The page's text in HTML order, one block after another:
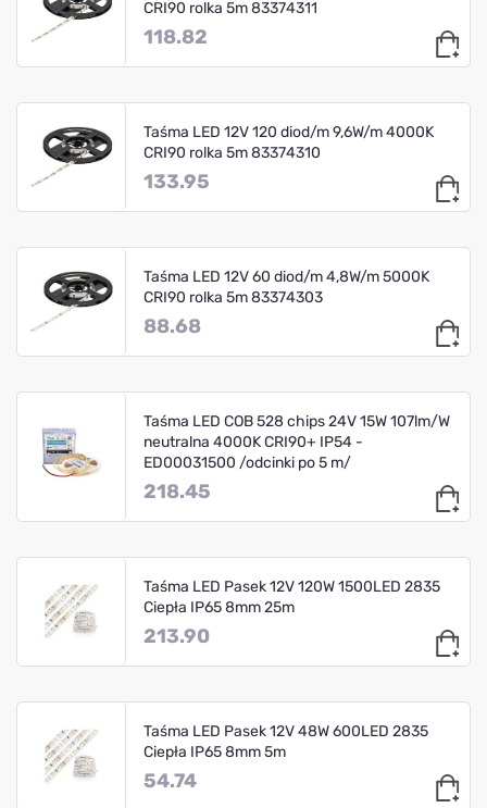
CRI90 rolka 5m 83374311
118.82
Taśma LED 12V 120 diod/m 9,6W/m 4000K
CRI90 rolka 5m 83374310
133.95
Taśma LED 12V 60 diod/m 4,8W/m 5000K
CRI90 rolka 5m 83374303
88.68
Taśma LED COB 528 chips 24V 15W 107lm/W
neutralna 4000K CRI90+ IP54 -
ED00031500 /odcinki po 5 m/
218.45
Taśma LED Pasek 12V 120W 1500LED 2835
Ciepła IP65 8mm 25m
213.90
Taśma LED Pasek 12V 48W 600LED 2835
Ciepła IP65 8mm 5m
54.74